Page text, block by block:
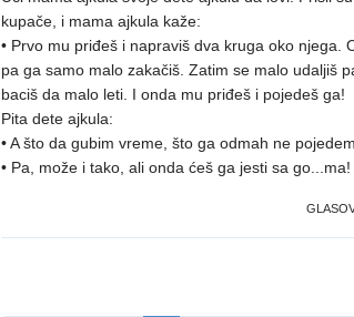
kupače, i mama ajkula kaže:
• Prvo mu priđeš i napraviš dva kruga oko njega.
pa ga samo malo zakačiš. Zatim se malo udaljiš
baciš da malo leti. I onda mu priđeš i pojedeš ga!
Pita dete ajkula:
• A što da gubim vreme, što ga odmah ne
• Pa, može i tako, ali onda ćeš ga jesti sa go...ma!